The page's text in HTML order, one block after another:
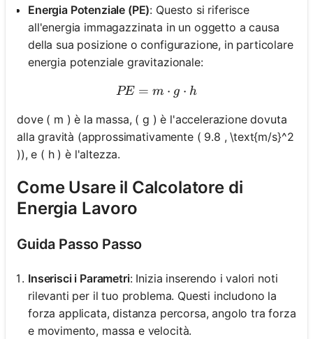
Energia Potenziale (PE): Questo si riferisce
all'energia immagazzinata in un oggetto a causa
della sua posizione o configurazione, in particolare
energia potenziale gravitazionale:
PE = m \cdot g \cdot h
PE = m ⋅ g ⋅ h
dove ( m ) è la massa, ( g ) è l'accelerazione dovuta
alla gravità (approssimativamente ( 9.8 , \text{m/s}^2
)), e ( h ) è l'altezza.
Come Usare il Calcolatore di
Energia Lavoro
Guida Passo Passo
Inserisci i Parametri: Inizia inserendo i valori noti
rilevanti per il tuo problema. Questi includono la
forza applicata, distanza percorsa, angolo tra forza
e movimento, massa e velocità.